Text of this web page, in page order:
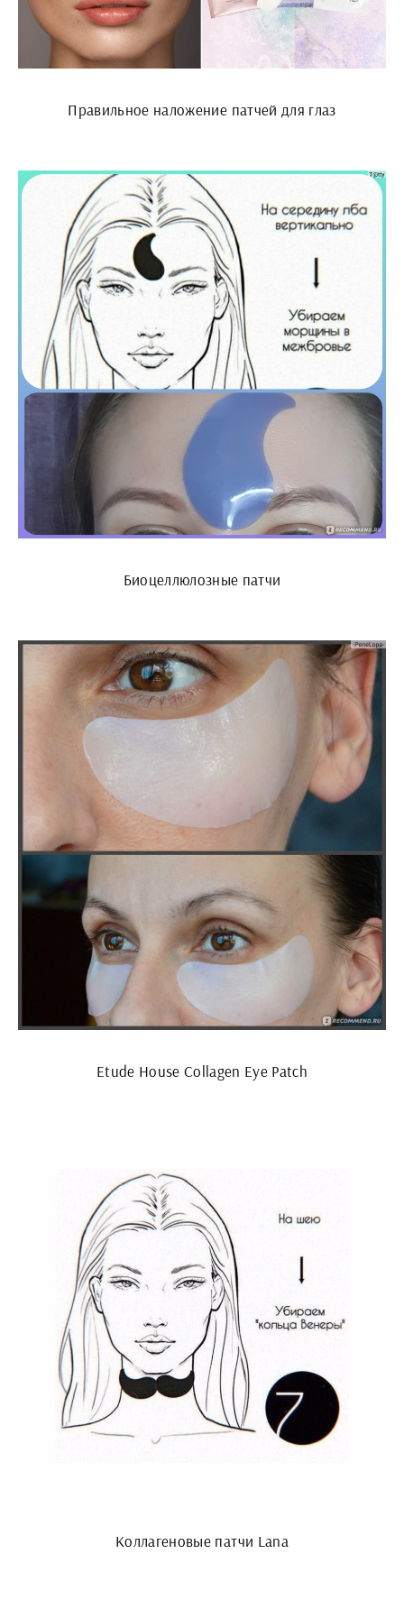
Правильное наложение патчей для глаз
Биоцеллюлозные патчи
Etude House Collagen Eye Patch
Коллагеновые патчи Lana